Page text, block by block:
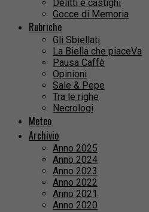
Delitti e castighi
Gocce di Memoria
Rubriche
Gli Sbiellati
La Biella che piaceVa
Pausa Caffè
Opinioni
Sale & Pepe
Tra le righe
Necrologi
Meteo
Archivio
Anno 2025
Anno 2024
Anno 2023
Anno 2022
Anno 2021
Anno 2020